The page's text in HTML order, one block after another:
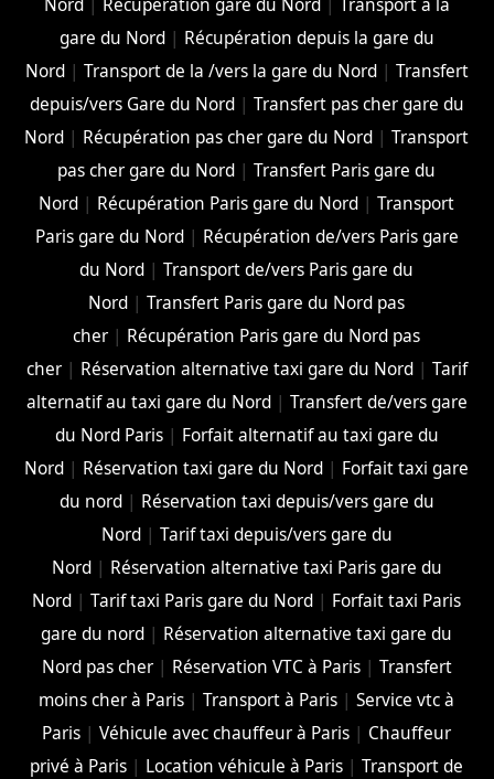
Nord| Récupération gare du Nord| Transport à la
gare du Nord| Récupération depuis la gare du
Nord| Transport de la /vers la gare du Nord| Transfert
depuis/vers Gare du Nord| Transfert pas cher gare du
Nord | Récupération pas cher gare du Nord |Transport
pas cher gare du Nord |Transfert Paris gare du
Nord | Récupération Paris gare du Nord |Transport
Paris gare du Nord| Récupération de/vers Paris gare
du Nord |Transport de/vers Paris gare du
Nord |Transfert Paris gare du Nord pas
cher | Récupération Paris gare du Nord pas
cher| Réservation alternative taxi gare du Nord| Tarif
alternatif au taxi gare du Nord| Transfert de/vers gare
du Nord Paris| Forfait alternatif au taxi gare du
Nord | Réservation taxi gare du Nord | Forfait taxi gare
du nord| Réservation taxi depuis/vers gare du
Nord| Tarif taxi depuis/vers gare du
Nord| Réservation alternative taxi Paris gare du
Nord |Tarif taxi Paris gare du Nord | Forfait taxi Paris
gare du nord | Réservation alternative taxi gare du
Nord pas cher| Réservation VTC à Paris| Transfert
moins cher à Paris |Transport à Paris |Service vtc à
Paris |Véhicule avec chauffeur à Paris | Chauffeur
privé à Paris | Location véhicule à Paris |Transport de